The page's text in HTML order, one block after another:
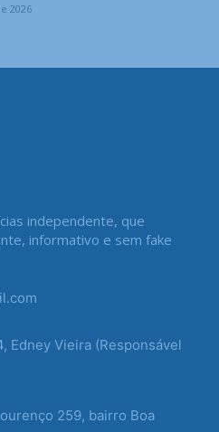
2026
independente, que
informativo e sem fake
Edney Vieira (Responsável
259, bairro Boa